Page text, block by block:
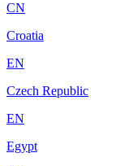
CN
Croatia
EN
Czech Republic
EN
Egypt